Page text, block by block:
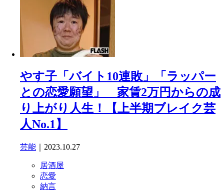
やす子「バイト10連敗」「ラッパー
との恋愛願望」 家賃2万円からの成
り上がり人生！【上半期ブレイク芸
人No.1】
芸能 ｜2023.10.27
居酒屋
恋愛
納言